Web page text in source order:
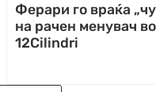
Ферари го враќа
на рачен менувач
12Cilindri